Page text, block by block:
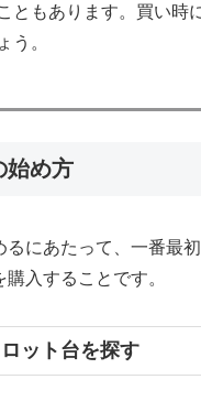
ともあります。買い時
ょう。
始め方
るにあたって、一番最
購入することです。
ット台を探す